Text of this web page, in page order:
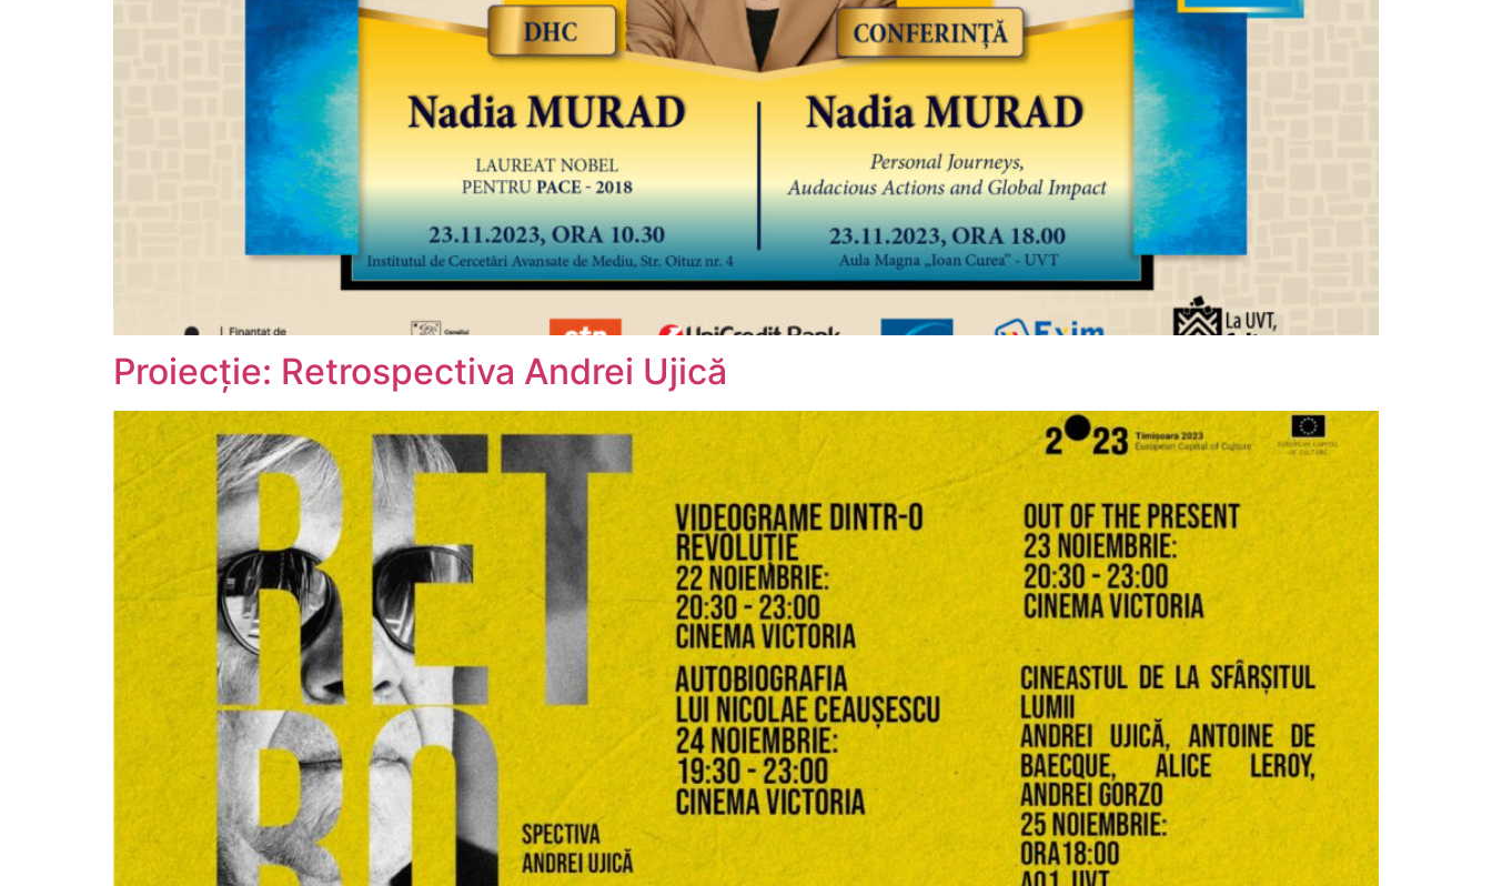
Proiecție: Retrospectiva Andrei Ujică